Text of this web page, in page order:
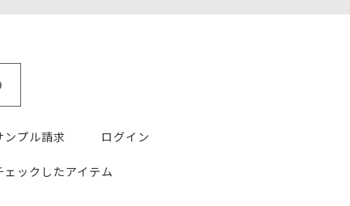
ンプル請求 ログイン
ェックしたアイテム